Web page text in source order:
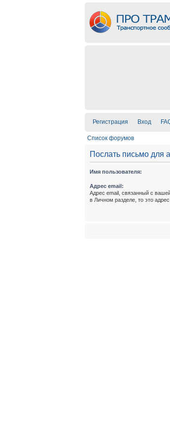
Регистрация Вход
Список форумов
Послать письмо для
Имя пользователя:
Адрес email:
Адрес email, связанный с
в Личном разделе, то это